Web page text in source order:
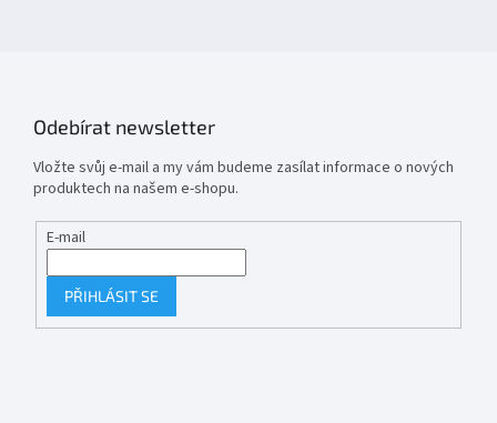
Odebírat newsletter
Vložte svůj e-mail a my vám budeme zasílat informace o nových
produktech na našem e-shopu.
E-mail
PŘIHLÁSIT SE